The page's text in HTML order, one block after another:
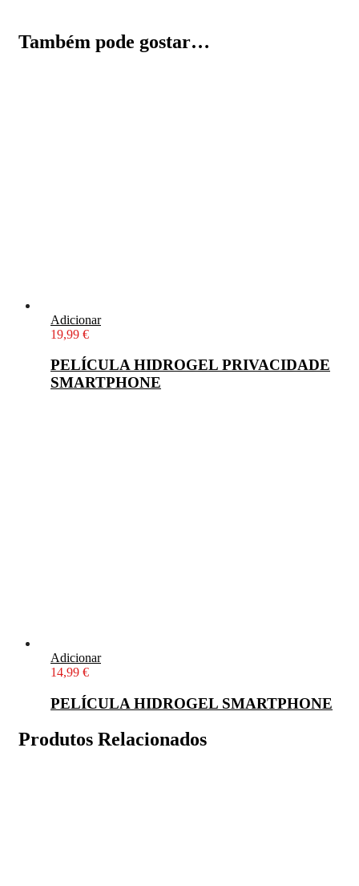
Também pode gostar…
Adicionar
19,99 €
PELÍCULA HIDROGEL PRIVACIDADE
SMARTPHONE
Adicionar
14,99 €
PELÍCULA HIDROGEL SMARTPHONE
Produtos Relacionados